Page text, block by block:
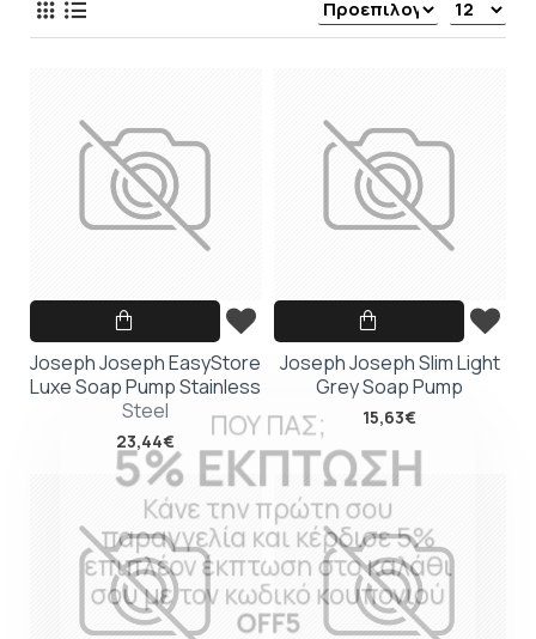
ΠΟΥ ΠΑΣ;
5% ΕΚΠΤΩΣΗ
Κάνε την πρώτη σου
παραγγελία και κέρδισε 5%
επιπλέον έκπτωση στο καλάθι
σου με τον κωδικό κουπονιού
OFF5
Joseph Joseph EasyStore
Luxe Soap Pump Stainless
Steel
23,44€
Joseph Joseph Slim Light
Grey Soap Pump
15,63€